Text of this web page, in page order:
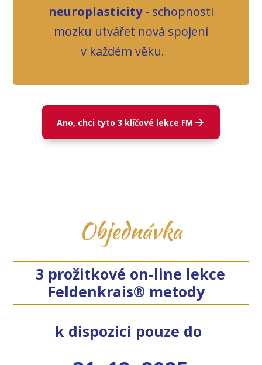
neuroplasticity- schopnosti
mozku utvářet nová spojení
v každém věku.
Ano, chci tyto 3 klíčové lekce FM
Objednávka
3 prožitkové on-line lekce
Feldenkrais® metody
k dispozici pouze do